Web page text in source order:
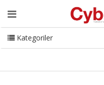
Ana Sayfa Hakkımızda
Danışmanlık
ISC Turkey
CyberMag Logo
Kategoriler